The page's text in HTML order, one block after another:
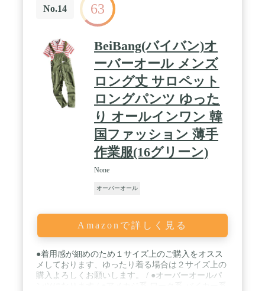
No.14 63
BeiBang(バイバン)オ
ーバーオール メンズ
ロング丈 サロペット
ロングパンツ ゆった
り オールインワン 韓
国ファッション 薄手
作業服(16グリーン)
None
オーバーオール
Amazonで詳しく見る
●着用感が細めのため１サイズ上のご購入をオスス
メしております、ゆったり着る場合は２サイズ上の
購入よろしくお願いします。 / ●オーバーオールパ